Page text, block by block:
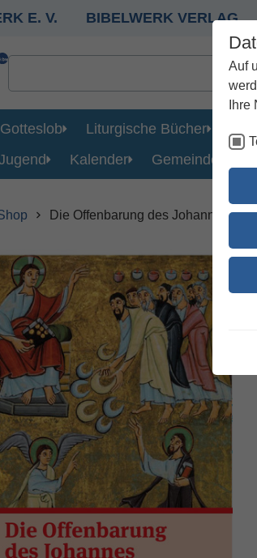
Auf
E. V. BIBELWERK VERLAG
Gotteslob Liturgische Bücher
Kalender Gemeinde
Die Offenbarung des Johannes